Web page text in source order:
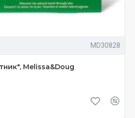
MD30828
Melissa&Doug